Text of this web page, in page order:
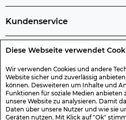
Diese Webseite verwendet
Wir verwenden Cookies und andere
Website sicher und zuverlässig
können. Desweiteren um Inhalte und
Funktionen für soziale Medien
unsere Website zu analysieren. Damit
Daten über unsere Nutzer und wie sie
Geräten nutzen. Mit Klick auf "Ok"
Kundenservice
Rechtliche Artikelinfos
Geschenk-Gutscheine
Versand & Rücksendung